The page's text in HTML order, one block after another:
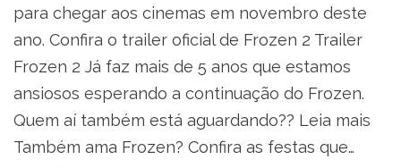
para chegar aos cinemas em novembro deste
ano. Confira o trailer oficial de Frozen 2 Trailer
Frozen 2 Já faz mais de 5 anos que estamos
ansiosos esperando a continuação do Frozen.
Quem aí também está aguardando?? Leia mais
Também ama Frozen? Confira as festas que…